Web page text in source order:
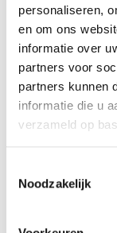
personaliseren,
en om ons
informatie over
partners voor
partners kunnen
informatie die u
verzameld op
Noodzakelijk
In mijn
Standaard-Plus